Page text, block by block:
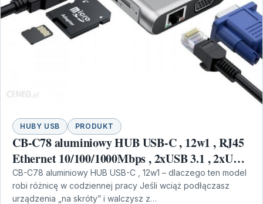
HUBY USB PRODUKT
CB-C78 aluminiowy HUB USB-C , 12w1 , RJ45
Ethernet 10/100/1000Mbps , 2xUSB 3.1 , 2xUSB
2.0 , 2xHDMI 4k@30Hz , VGA , SD i microSD
(CBC78)
CB-C78 aluminiowy HUB USB-C , 12w1 – dlaczego ten model
robi różnicę w codziennej pracy Jeśli wciąż podłączasz
urządzenia „na skróty” i walczysz z…